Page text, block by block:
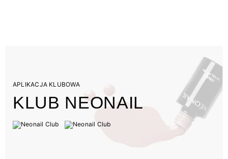
APLIKACJA KLUBOWA
KLUB NEONAIL